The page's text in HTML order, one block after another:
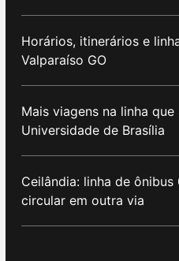
Horários, itinerários e
Valparaíso GO
Mais viagens na linha
Universidade de Brasília
Ceilândia: linha de
circular em outra via